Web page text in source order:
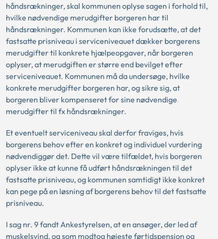
håndsrækninger, skal kommunen oplyse sagen i forhold til,
hvilke nødvendige merudgifter borgeren har til
håndsrækninger. Kommunen kan ikke forudsætte, at det
fastsatte prisniveau i serviceniveauet dækker borgerens
merudgifter til konkrete hjælpeopgaver, når borgeren
oplyser, at merudgiften er større end bevilget efter
serviceniveauet. Kommunen må da undersøge, hvilke
konkrete merudgifter borgeren har, og sikre sig, at
borgeren bliver kompenseret for sine nødvendige
merudgifter til fx håndsrækninger.
Et eventuelt serviceniveau skal derfor fraviges, hvis
borgerens behov efter en konkret og individuel vurdering
nødvendiggør det. Dette vil være tilfældet, hvis borgeren
oplyser ikke at kunne få udført håndsrækningen til det
fastsatte prisniveau, og kommunen samtidigt ikke konkret
kan pege på en løsning af borgerens behov til det fastsatte
prisniveau.
I sag nr. 9 fandt Ankestyrelsen, at en ansøger, der led af
muskelsvind, og som modtog højeste førtidspension og